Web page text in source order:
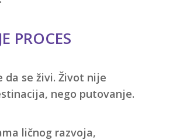
PROCES
da se živi. Život nije
nego putovanje.
ličnog razvoja,